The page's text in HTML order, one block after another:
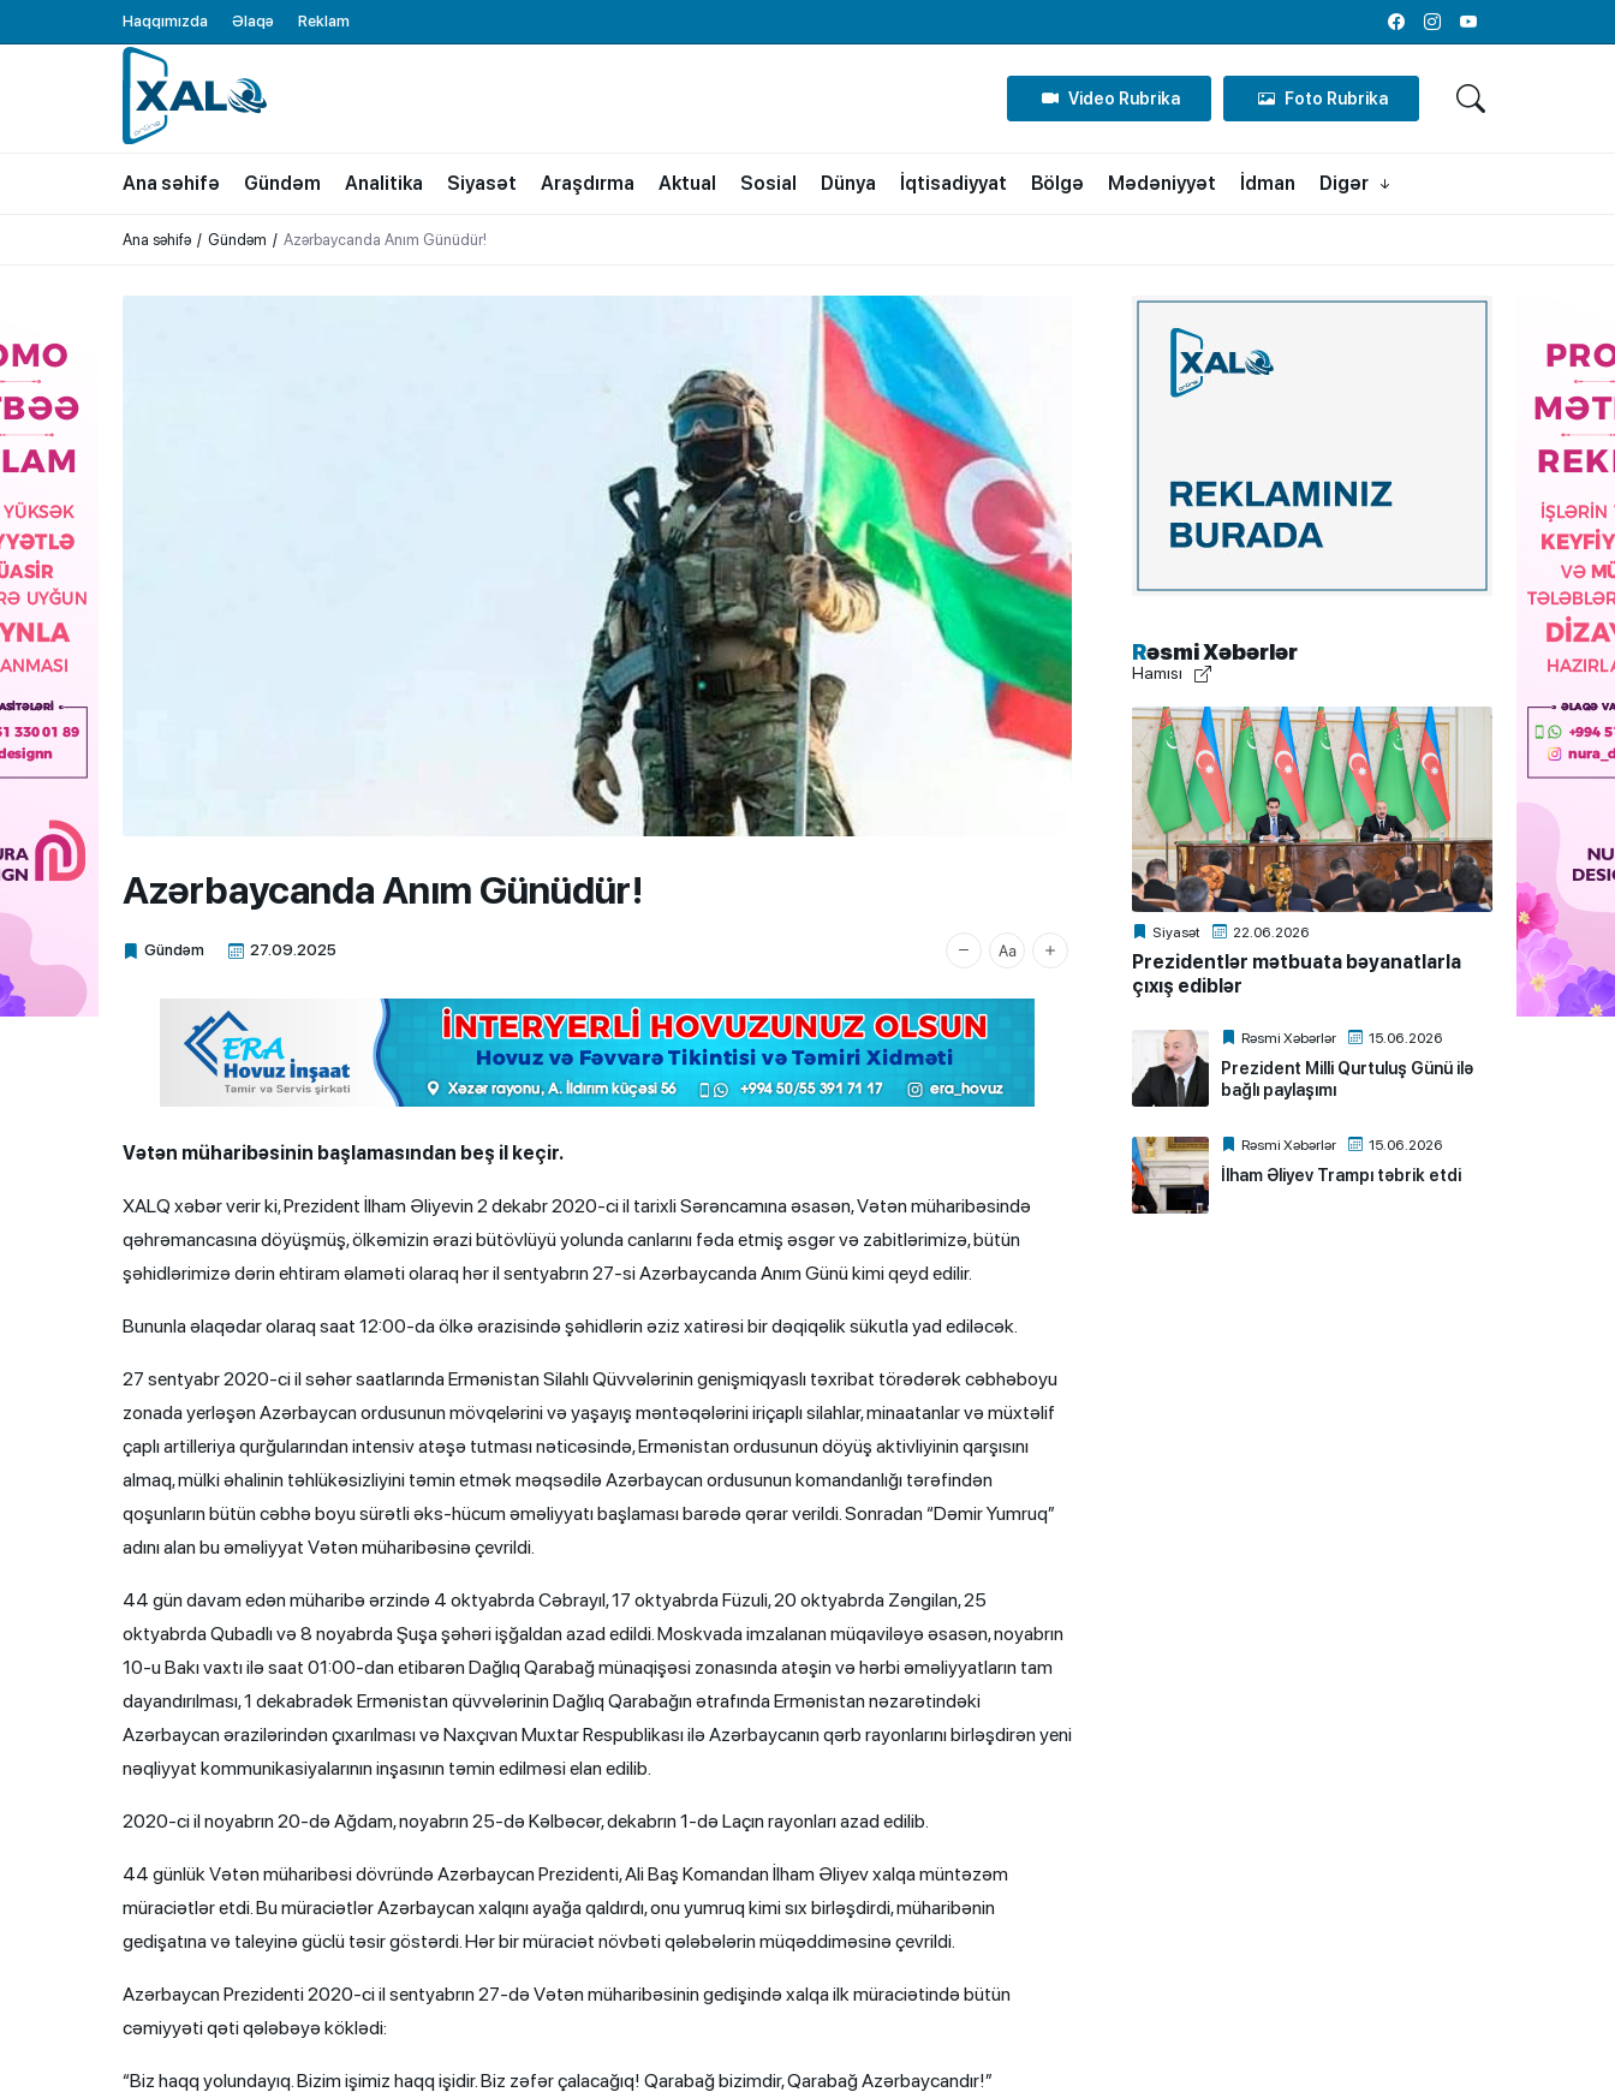
Haqqımızda Əlaqə Reklam
FacebookInstagramYoutube
XALQ.ONLINE
ONLAYN PLATFORMA
Video Rubrika Foto Rubrika
Ana səhifə Gündəm Analitika Siyasət Araşdırma Aktual Sosial Dünya İqtisadiyyat Bölgə Mədəniyyət İdman Digər
Ana səhifə Gündəm Azərbaycanda Anım Günüdür!
Azərbaycanda Anım Günüdür!
Gündəm 27.09.2025
Xalq.Online
Vətən müharibəsinin başlamasından beş il keçir.
XALQ xəbər verir ki, Prezident İlham Əliyevin 2 dekabr 2020-ci il tarixli Sərəncamına əsasən, Vətən müharibəsində
qəhrəmancasına döyüşmüş, ölkəmizin ərazi bütövlüyü yolunda canlarını fəda etmiş əsgər və zabitlərimizə, bütün
şəhidlərimizə dərin ehtiram əlaməti olaraq hər il sentyabrın 27-si Azərbaycanda Anım Günü kimi qeyd edilir.
Bununla əlaqədar olaraq saat 12:00-da ölkə ərazisində şəhidlərin əziz xatirəsi bir dəqiqəlik sükutla yad ediləcək.
27 sentyabr 2020-ci il səhər saatlarında Ermənistan Silahlı Qüvvələrinin genişmiqyaslı təxribat törədərək cəbhəboyu
zonada yerləşən Azərbaycan ordusunun mövqelərini və yaşayış məntəqələrini iriçaplı silahlar, minaatanlar və müxtəlif
çaplı artilleriya qurğularından intensiv atəşə tutması nəticəsində, Ermənistan ordusunun döyüş aktivliyinin qarşısını
almaq, mülki əhalinin təhlükəsizliyini təmin etmək məqsədilə Azərbaycan ordusunun komandanlığı tərəfindən
qoşunların bütün cəbhə boyu sürətli əks-hücum əməliyyatı başlaması barədə qərar verildi. Sonradan “Dəmir Yumruq”
adını alan bu əməliyyat Vətən müharibəsinə çevrildi.
44 gün davam edən müharibə ərzində 4 oktyabrda Cəbrayıl, 17 oktyabrda Füzuli, 20 oktyabrda Zəngilan, 25
oktyabrda Qubadlı və 8 noyabrda Şuşa şəhəri işğaldan azad edildi. Moskvada imzalanan müqaviləyə əsasən, noyabrın
10-u Bakı vaxtı ilə saat 01:00-dan etibarən Dağlıq Qarabağ münaqişəsi zonasında atəşin və hərbi əməliyyatların tam
dayandırılması, 1 dekabradək Ermənistan qüvvələrinin Dağlıq Qarabağın ətrafında Ermənistan nəzarətindəki
Azərbaycan ərazilərindən çıxarılması və Naxçıvan Muxtar Respublikası ilə Azərbaycanın qərb rayonlarını birləşdirən yeni
nəqliyyat kommunikasiyalarının inşasının təmin edilməsi elan edilib.
2020-ci il noyabrın 20-də Ağdam, noyabrın 25-də Kəlbəcər, dekabrın 1-də Laçın rayonları azad edilib.
44 günlük Vətən müharibəsi dövründə Azərbaycan Prezidenti, Ali Baş Komandan İlham Əliyev xalqa müntəzəm
müraciətlər etdi. Bu müraciətlər Azərbaycan xalqını ayağa qaldırdı, onu yumruq kimi sıx birləşdirdi, müharibənin
gedişatına və taleyinə güclü təsir göstərdi. Hər bir müraciət növbəti qələbələrin müqəddiməsinə çevrildi.
Azərbaycan Prezidenti 2020-ci il sentyabrın 27-də Vətən müharibəsinin gedişində xalqa ilk müraciətində bütün
cəmiyyəti qəti qələbəyə köklədi:
“Biz haqq yolundayıq. Bizim işimiz haqq işidir. Biz zəfər çalacağıq! Qarabağ bizimdir, Qarabağ Azərbaycandır!”
Rəsmi Xəbərlər
Hamısı
Siyasət 22.06.2026
Prezidentlər mətbuata bəyanatlarla
çıxış ediblər
Rəsmi Xəbərlər 15.06.2026
Prezident Milli Qurtuluş Günü ilə
bağlı paylaşımı
Rəsmi Xəbərlər 15.06.2026
İlham Əliyev Trampı təbrik etdi